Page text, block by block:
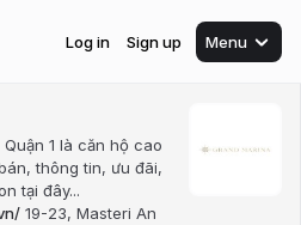
Log in Sign up Menu
1 là căn hộ cao
thông tin, ưu đãi,
tại đây...
19-23, Masteri An